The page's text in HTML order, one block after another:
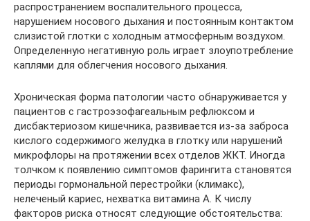
распространением воспалительного процесса,
нарушением носового дыхания и постоянным контактом
слизистой глотки с холодным атмосферным воздухом.
Определенную негативную роль играет злоупотребление
каплями для облегчения носового дыхания.
Хроническая форма патологии часто обнаруживается у
пациентов с гастроэзофагеальным рефлюксом и
дисбактериозом кишечника, развивается из-за заброса
кислого содержимого желудка в глотку или нарушений
микрофлоры на протяжении всех отделов ЖКТ. Иногда
толчком к появлению симптомов фарингита становятся
периоды гормональной перестройки (климакс),
нелеченый кариес, нехватка витамина А. К числу
факторов риска относят следующие обстоятельства: